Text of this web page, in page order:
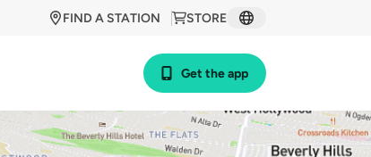
STORE
FIND A STATION
Get the app